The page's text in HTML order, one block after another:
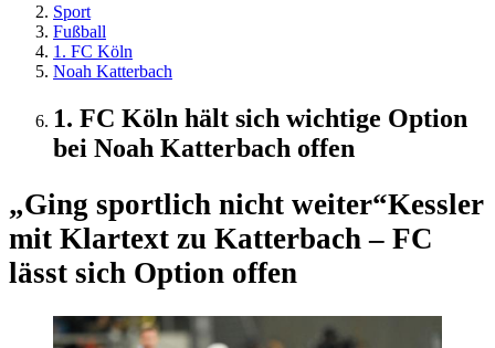
Sport
Fußball
1. FC Köln
Noah Katterbach
1. FC Köln hält sich wichtige Option
bei Noah Katterbach offen
„Ging sportlich nicht weiter“Kessler
mit Klartext zu Katterbach – FC
lässt sich Option offen